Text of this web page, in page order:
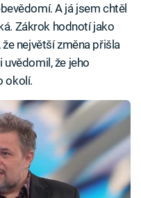
A já jsem chtěl
Zákrok hodnotí jako
největší změna přišla
uvědomil, že jeho
okolí.